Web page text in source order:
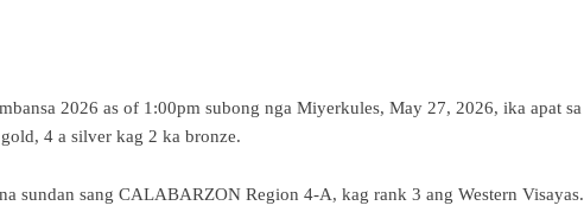
2026 as of 1:00pm subong nga Miyerkules, May 27, 2026, ika apat sa
4 a silver kag 2 ka bronze.
sundan sang CALABARZON Region 4-A, kag rank 3 ang Western Visayas.